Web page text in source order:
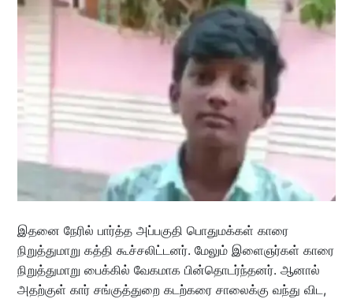
இதனை நேரில் பார்த்த அப்பகுதி பொதுமக்கள் காரை
நிறுத்துமாறு கத்தி கூச்சலிட்டனர். மேலும் இளைஞர்கள் காரை
நிறுத்துமாறு பைக்கில் வேகமாக பின்தொடர்ந்தனர். ஆனால்
அதற்குள் கார் சங்குத்துறை கடற்கரை சாலைக்கு வந்து விட,